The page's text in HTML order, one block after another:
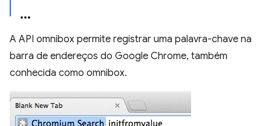
A API omnibox permite registrar uma palavra-chave na
barra de endereços do Google Chrome, também
conhecida como omnibox.